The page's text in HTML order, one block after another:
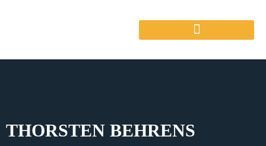
THORSTEN BEHRENS